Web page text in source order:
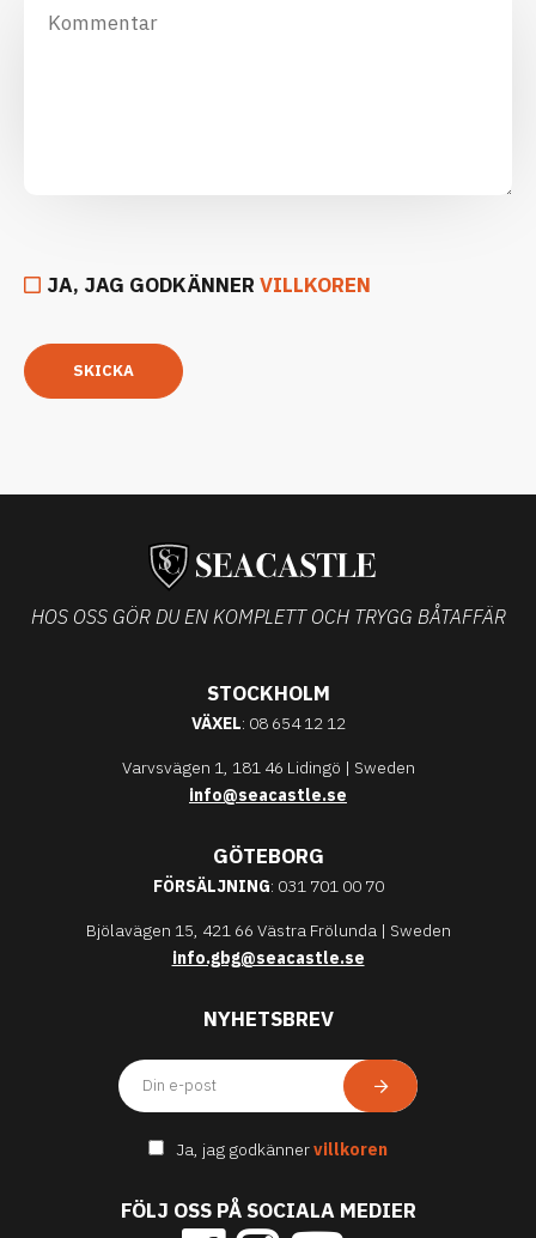
JA, JAG GODKÄNNER VILLKOREN
SKICKA
HOS OSS GÖR DU EN KOMPLETT OCH TRYGG BÅTAFFÄR
STOCKHOLM
VÄXEL: 08 654 12 12
Varvsvägen 1, 181 46 Lidingö | Sweden
info@seacastle.se
GÖTEBORG
FÖRSÄLJNING: 031 701 00 70
Bjölavägen 15, 421 66 Västra Frölunda | Sweden
info.gbg@seacastle.se
NYHETSBREV
Ja, jag godkännervillkoren
FÖLJ OSS PÅ SOCIALA MEDIER